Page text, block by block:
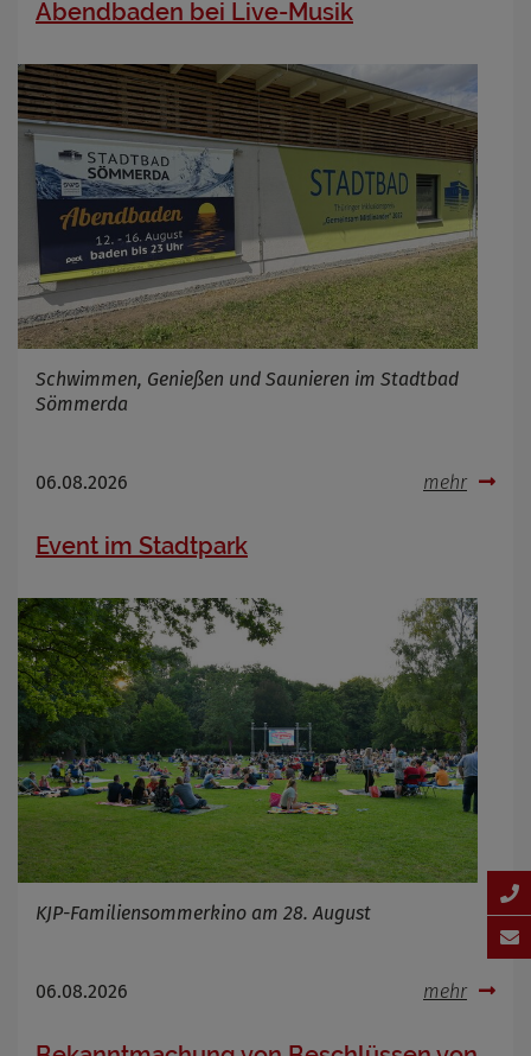
Abendbaden bei Live-Musik
Schwimmen, Genießen und Saunieren im Stadtbad
Sömmerda
06.08.2026 mehr
Event im Stadtpark
KJP-Familiensommerkino am 28. August
06.08.2026 mehr